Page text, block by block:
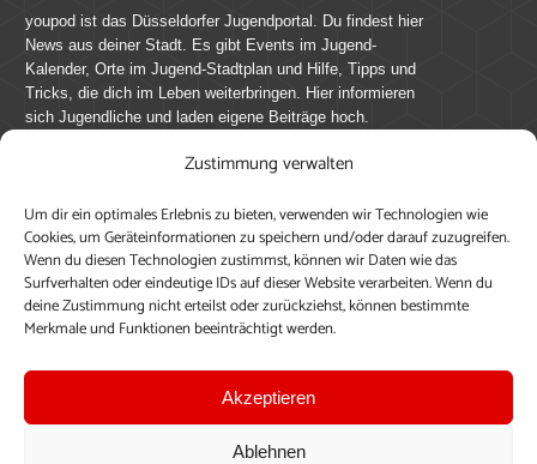
Zustimmung verwalten
Um dir ein optimales Erlebnis zu bieten, verwenden wir Technologien wie
Cookies, um Geräteinformationen zu speichern und/oder darauf zuzugreifen.
Wenn du diesen Technologien zustimmst, können wir Daten wie das
Surfverhalten oder eindeutige IDs auf dieser Website verarbeiten. Wenn du
deine Zustimmung nicht erteilst oder zurückziehst, können bestimmte
Merkmale und Funktionen beeinträchtigt werden.
Akzeptieren
Ablehnen
youpod ist das Düsseldorfer Jugendportal. Du findest hier
News aus deiner Stadt. Es gibt Events im Jugend-
Kalender, Orte im Jugend-Stadtplan und Hilfe, Tipps und
Tricks, die dich im Leben weiterbringen. Hier informieren
sich Jugendliche und laden eigene Beiträge hoch.
Mach mit bei youpod.de!
youpod.de lebt von Menschen wie dir. Sammel
journalistische Erfahrung, teile deine Perspektive und
veröffentliche deine Beiträge auf youpod.de.Du musst
dich anmelden, um alle Funktionen nutzen zu können, ein
Profil anzulegen, eigene Beiträge hochzuladen und zu
Einloggen